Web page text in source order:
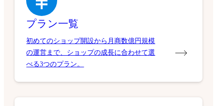
プラン一覧
初めてのショップ開設から月商数億円規模
の運営まで、ショップの成長に合わせて選
べる3つのプラン。